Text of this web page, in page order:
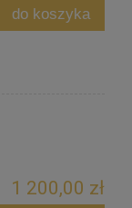
do koszyka
1 200,00 zł